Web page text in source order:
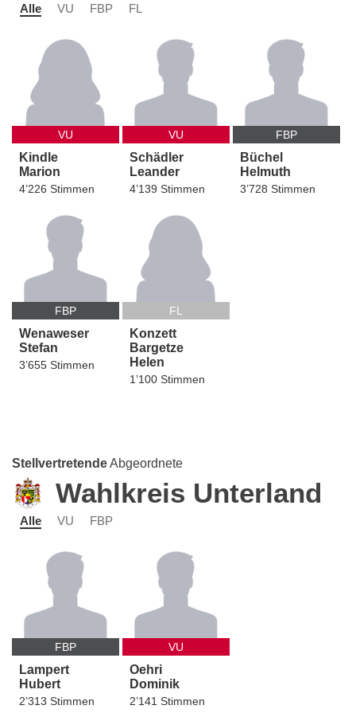
Alle VU FBP FL
VU
Kindle
Marion
4’226 Stimmen
VU
Schädler
Leander
4’139 Stimmen
FBP
Büchel
Helmuth
3’728 Stimmen
FBP
Wenaweser
Stefan
3’655 Stimmen
FL
Konzett
Bargetze
Helen
1’100 Stimmen
StellvertretendeAbgeordnete
Wahlkreis Unterland
Alle VU FBP
FBP
Lampert
Hubert
2’313 Stimmen
VU
Oehri
Dominik
2’141 Stimmen